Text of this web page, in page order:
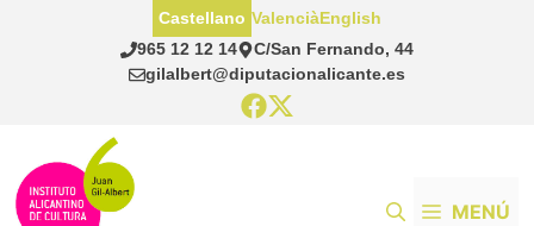
965 12 12 14
C/San Fernando, 44
gilalbert@diputacionalicante.es
Castellano ValenciàEnglish
MENÚ